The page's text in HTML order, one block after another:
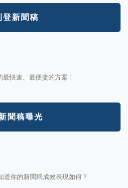
登新聞稿
快速、最便捷的方案！
聞稿曝光
你的新聞稿成效表現如何？